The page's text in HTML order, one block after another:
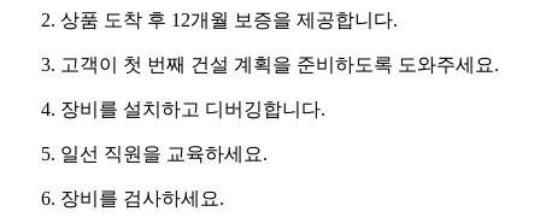
2. 상품 도착 후 12개월 보증을 제공합니다.
3. 고객이 첫 번째 건설 계획을 준비하도록 도와주세요.
4. 장비를 설치하고 디버깅합니다.
5. 일선 직원을 교육하세요.
6. 장비를 검사하세요.